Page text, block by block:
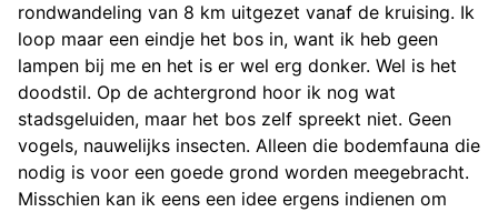
rondwandeling van 8 km uitgezet vanaf de kruising. Ik
loop maar een eindje het bos in, want ik heb geen
lampen bij me en het is er wel erg donker. Wel is het
doodstil. Op de achtergrond hoor ik nog wat
stadsgeluiden, maar het bos zelf spreekt niet. Geen
vogels, nauwelijks insecten. Alleen die bodemfauna die
nodig is voor een goede grond worden meegebracht.
Misschien kan ik eens een idee ergens indienen om